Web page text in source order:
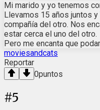
Mi marido y yo tenemos
Llevamos 15 años juntos
compañía del otro. Nos
estar cerca el uno del otro.
Pero me encanta que
moviesandcats
Reportar
0puntos
#5